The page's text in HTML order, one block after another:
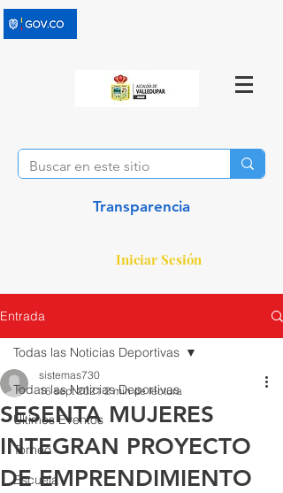
Transparencia
Iniciar Sesión
Entrada
Todas las Noticias Deportivas
Últimos Eventos
Torneo
Escuela
Todas las Noticias Deportivas
SESENTA MUJERES
INTEGRAN PROYECTO
DE EMPRENDIMIENTO
sistemas730
16 sept 2021 2 min de lectura